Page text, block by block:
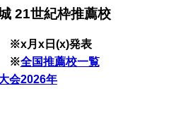
21世紀枠推薦校
※x月x日(x)発表
※全国推薦校一覧
2026年